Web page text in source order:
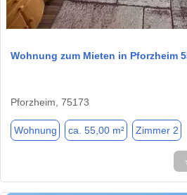
Wohnung zum Mieten in Pforzheim
Pforzheim, 75173
Wohnung ca. 55,00 m² Zimmer 2